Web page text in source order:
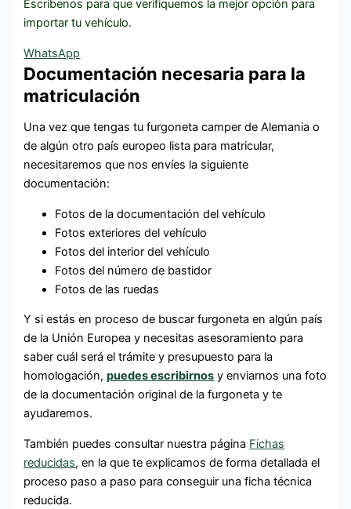
Escríbenos para que verifiquemos la mejor opción para
importar tu vehículo.
WhatsApp
Documentación necesaria para la
matriculación
Una vez que tengas tu furgoneta camper de Alemania o
de algún otro país europeo lista para matricular,
necesitaremos que nos envíes la siguiente
documentación:
Fotos de la documentación del vehículo
Fotos exteriores del vehículo
Fotos del interior del vehículo
Fotos del número de bastidor
Fotos de las ruedas
Y si estás en proceso de buscar furgoneta en algún país
de la Unión Europea y necesitas asesoramiento para
saber cuál será el trámite y presupuesto para la
homologación,puedes escribirnos y enviarnos una foto
de la documentación original de la furgoneta y te
ayudaremos.
También puedes consultar nuestra página Fichas
reducidas, en la que te explicamos de forma detallada el
proceso paso a paso para conseguir una ficha técnica
reducida.